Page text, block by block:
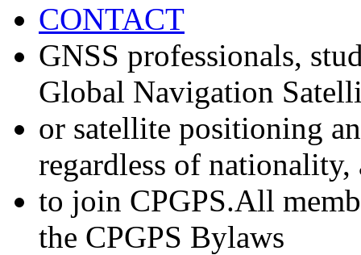
CONTACT
GNSS professionals,
Global Navigation
or satellite positioning
regardless of nationality,
to join CPGPS.All
the CPGPS Bylaws